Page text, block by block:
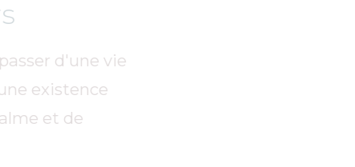
Comment passer d'une vie
stressée à une existence